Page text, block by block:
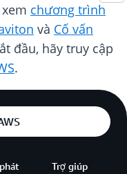
chương trình
và Cố vấn
đầu, hãy truy cập
.
Trợ giúp